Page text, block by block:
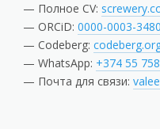
Полное CV:
ORCiD:0000-0003-
Codeberg:
WhatsApp: +374 55
Почта для связи: